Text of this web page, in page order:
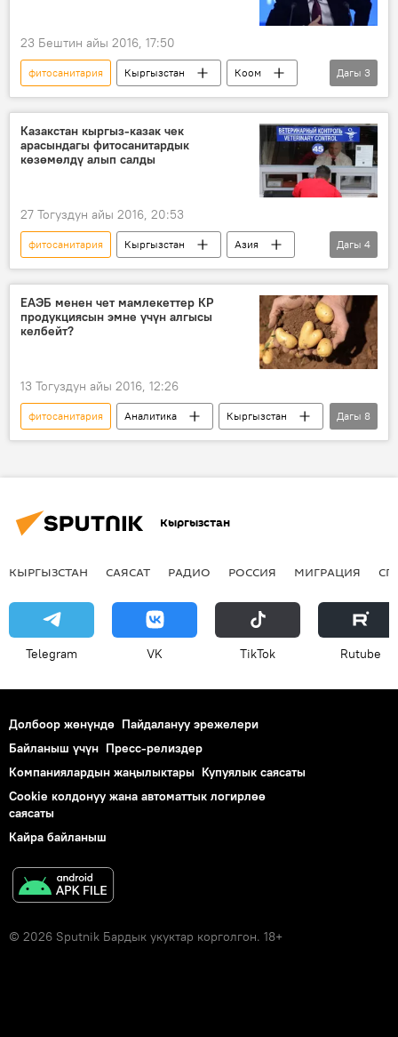
Кыргызстан менен Казакстандын чек арасындагы абал
23 Бештин айы 2016, 17:50
фитосанитария Кыргызстан
Коом
Жаңылыктар
Экономика
Владимир Путин
Дагы 3
Казакстан кыргыз-казак чек
арасындагы фитосанитардык
көзөмөлдү алып салды
27 Тогуздун айы 2016, 20:53
фитосанитария Кыргызстан
Азия
Дүйнөдө
Жаңылыктар
Экономика
Казакстан
Дагы 4
ЕАЭБ менен чет мамлекеттер КР
продукциясын эмне үчүн алгысы
келбейт?
13 Тогуздун айы 2016, 12:26
фитосанитария Аналитика
Кыргызстан
Жаңылыктар
Экономика
Коом
Дагы 8
Кыргызстан
КЫРГЫЗСТАН САЯСАТ РАДИО РОССИЯ МИГРАЦИЯ
Telegram VK ТikТоk Rutube
Долбоор жөнүндө Пайдалануу эрежелери
Байланыш үчүн Пресс-релиздер
Компаниялардын жаңылыктары Купуялык саясаты
Cookie колдонуу жана автоматтык логирлөө
саясаты
Кайра байланыш
© 2026 Sputnik Бардык укуктар корголгон. 18+